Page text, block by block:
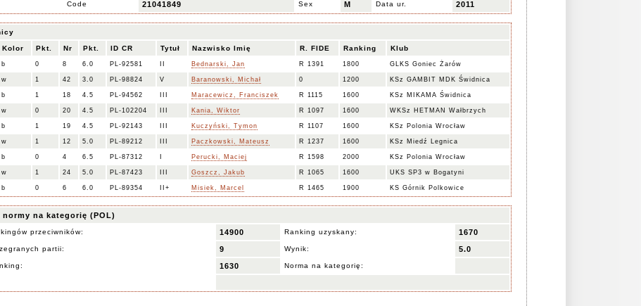
Code 21041849 Sex M Data ur. 2011
Kolor Pkt. Nr Pkt. ID CR Tytuł Nazwisko Imię R. FIDE Ranking Klub
b 0 8 6.0 PL-92581 Bednarski, Jan R 1391 1800 GLKS Goniec Żarów
w 1 42 3.0 PL-98824 V Baranowski, Michał 0 1200 KSz GAMBIT MDK Świdnica
b 1 18 4.5 PL-94562 Maracewicz, Franciszek R 1115 1600 KSz MIKAMA Świdnica
w 0 20 4.5 PL-102204 Kania, Wiktor R 1097 1600 WKSz HETMAN Wałbrzych
b 1 19 4.5 PL-92143 Kuczyński, Tymon R 1107 1600 KSz Polonia Wrocław
w 1 12 5.0 PL-89212 Paczkowski, Mateusz R 1237 1600 KSz Miedź Legnica
b 0 4 6.5 PL-87312 Perucki, Maciej R 1598 2000 KSz Polonia Wrocław
w 1 24 5.0 PL-87423 Goszcz, Jakub R 1065 1600 UKS SP3 w Bogatyni
b 0 6 6.0 PL-89354 II+ Misiek, Marcel R 1465 1900 KS Górnik Polkowice
normy na kategorię (POL)
przeciwników: 14900 Ranking uzyskany: 1670
partii: 9 Wynik: 5.0
1630 Norma na kategorię: